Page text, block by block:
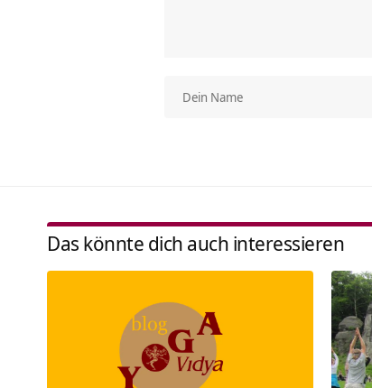
Das könnte dich auch interessieren